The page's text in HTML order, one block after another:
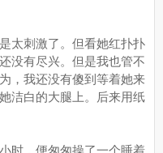
刺激了。但看她红扑扑
没有尽兴。但是我也管不
，我还没有傻到等着她来
洁白的大腿上。后来用纸
，便匆匆操了一个睡着